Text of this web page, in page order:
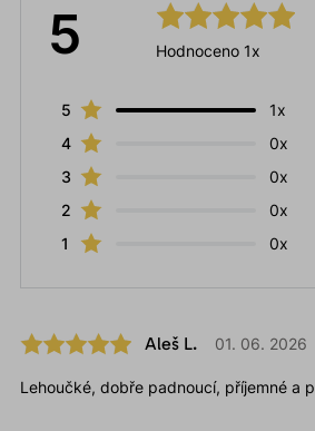
5 Hodnoceno 1x
5
1x
4
0x
3
0x
2
0x
1
0x
Aleš L. 01. 06. 2026
Lehoučké, dobře padnoucí, příjemné a